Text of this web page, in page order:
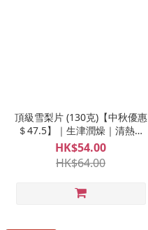
頂級雪梨片 (130克)【中秋優惠
＄47.5】｜生津潤燥｜清熱化
痰｜解毒降火 (每兩 $15.6)
HK$54.00
HK$64.00